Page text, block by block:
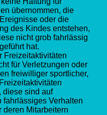
übernommen, die
oder die
des Kindes entstehen,
nicht grob fahrlässig
hat.
Freizeitaktivitäten
für Verletzungen oder
freiwilliger sportlicher,
diese sind auf
fahrlässiges Verhalten
deren Mitarbeitern